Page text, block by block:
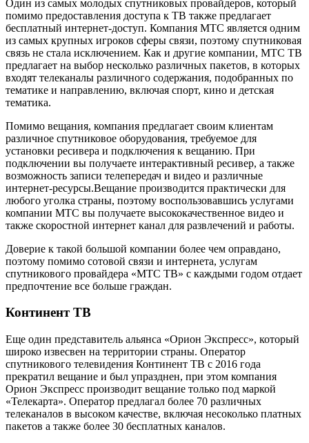
Один из самых молодых спутниковых провайдеров, который
помимо предоставления доступа к ТВ также предлагает
бесплатный интернет-доступ. Компания МТС является одним
из самых крупных игроков сферы связи, поэтому спутниковая
связь не стала исключением. Как и другие компании, МТС ТВ
предлагает на выбор несколько различных пакетов, в которых
входят телеканалы различного содержания, подобранных по
тематике и направлению, включая спорт, кино и детская
тематика.
Помимо вещания, компания предлагает своим клиентам
различное спутниковое оборудования, требуемое для
установки ресивера и подключения к вещанию. При
подключении вы получаете интерактивный ресивер, а также
возможность записи телепередач и видео и различные
интернет-ресурсы.Вещание производится практически для
любого уголка страны, поэтому воспользовавшись услугами
компании МТС вы получаете высококачественное видео и
также скоростной интернет канал для развлечений и работы.
Доверие к такой большой компании более чем оправдано,
поэтому помимо сотовой связи и интернета, услугам
спутникового провайдера «МТС ТВ» с каждыми годом отдает
предпочтение все больше граждан.
Континент ТВ
Еще один представитель альянса «Орион Экспресс», который
широко извесвен на территории страны. Оператор
спутникового телевидения Континент ТВ с 2016 года
прекратил вещание и был упразднен, при этом компания
Орион Экспресс производит вещание только под маркой
«Телекарта». Оператор предлагал более 70 различных
телеканалов в высоком качестве, включая несоколько платных
пакетов а также более 30 бесплатных каналов.